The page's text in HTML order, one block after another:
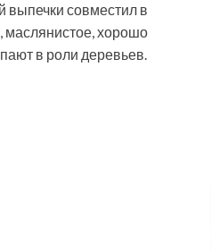
выпечки совместил в
маслянистое, хорошо
в роли деревьев.